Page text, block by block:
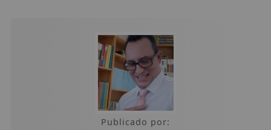
Publicado por: